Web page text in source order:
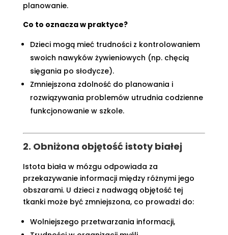
planowanie.
Co to oznacza w praktyce?
Dzieci mogą mieć trudności z kontrolowaniem
swoich nawyków żywieniowych (np. chęcią
sięgania po słodycze).
Zmniejszona zdolność do planowania i
rozwiązywania problemów utrudnia codzienne
funkcjonowanie w szkole.
2. Obniżona objętość istoty białej
Istota biała w mózgu odpowiada za
przekazywanie informacji między różnymi jego
obszarami. U dzieci z nadwagą objętość tej
tkanki może być zmniejszona, co prowadzi do:
Wolniejszego przetwarzania informacji,